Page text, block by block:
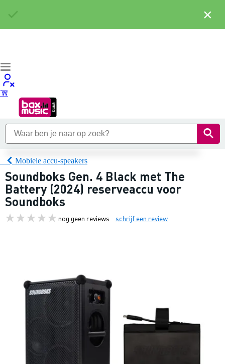
Mobiele accu-speakers
Soundboks Gen. 4 Black met The
Battery (2024) reserveaccu voor
Soundboks
nog geen reviews schrijf een review
×